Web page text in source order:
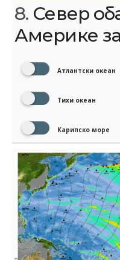
8. Север
Америке
Атлантски океан
Тихи океан
Карипско море